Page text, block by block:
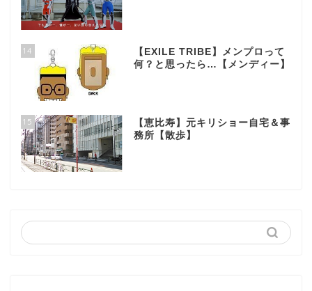
14
【EXILE TRIBE】メンプロって
何？と思ったら…【メンディー】
15
【恵比寿】元キリショー自宅＆事
務所【散歩】